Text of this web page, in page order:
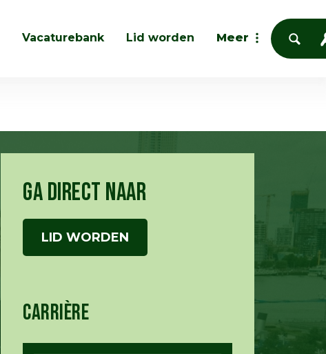
Vacaturebank Lid worden Meer
GA DIRECT NAAR
LID WORDEN
CARRIÈRE